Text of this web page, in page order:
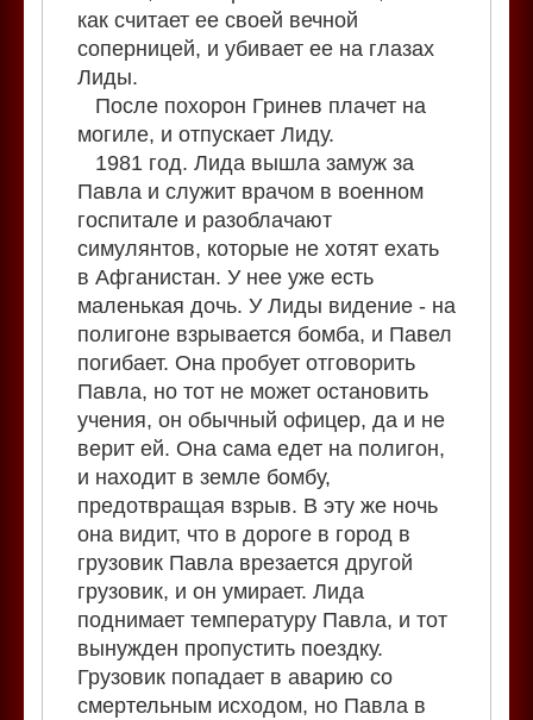
как считает ее своей вечной
соперницей, и убивает ее на глазах
Лиды.
После похорон Гринев плачет на
могиле, и отпускает Лиду.
1981 год. Лида вышла замуж за
Павла и служит врачом в военном
госпитале и разоблачают
симулянтов, которые не хотят ехать
в Афганистан. У нее уже есть
маленькая дочь. У Лиды видение - на
полигоне взрывается бомба, и Павел
погибает. Она пробует отговорить
Павла, но тот не может остановить
учения, он обычный офицер, да и не
верит ей. Она сама едет на полигон,
и находит в земле бомбу,
предотвращая взрыв. В эту же ночь
она видит, что в дороге в город в
грузовик Павла врезается другой
грузовик, и он умирает. Лида
поднимает температуру Павла, и тот
вынужден пропустить поездку.
Грузовик попадает в аварию со
смертельным исходом, но Павла в